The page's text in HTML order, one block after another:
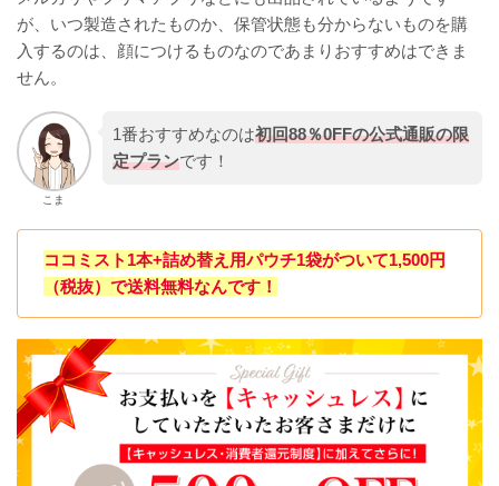
が、いつ製造されたものか、保管状態も分からないものを購
入するのは、顔につけるものなのであまりおすすめはできま
せん。
こま
1番おすすめなのは初回88％0FFの公式通販の限
定プランです！
ココミスト1本+詰め替え用パウチ1袋がついて1,500円
（税抜）で送料無料なんです！